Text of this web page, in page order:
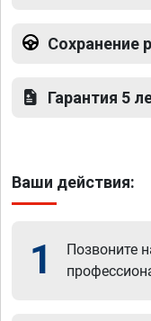
Сохранение
Гарантия 5
Ваши действия:
1 Позвоните